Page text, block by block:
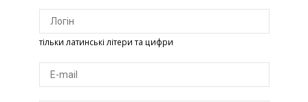
тільки латинські літери та цифри